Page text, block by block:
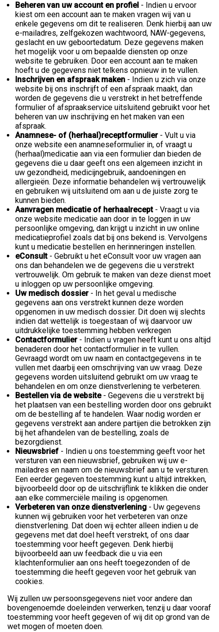
Beheren van uw account en profiel - Indien u ervoor
kiest om een account aan te maken vragen wij van u
enkele gegevens om dit te realiseren. Denk hierbij aan uw
e-mailadres, zelfgekozen wachtwoord, NAW-gegevens,
geslacht en uw geboortedatum. Deze gegevens maken
het mogelijk voor u om bepaalde diensten op onze
website te gebruiken. Door een account aan te maken
hoeft u de gegevens niet telkens opnieuw in te vullen.
Inschrijven en afspraak maken - Indien u zich via onze
website bij ons inschrijft of een afspraak maakt, dan
worden de gegevens die u verstrekt in het betreffende
formulier of afspraakservice uitsluitend gebruikt voor het
beheren van uw inschrijving en het maken van een
afspraak.
Anamnese- of (herhaal)receptformulier- Vult u via
onze website een anamneseformulier in, of vraagt u
(herhaal)medicatie aan via een formulier dan bieden de
gegevens die u daar geeft ons een algemeen inzicht in
uw gezondheid, medicijngebruik, aandoeningen en
allergieën. Deze informatie behandelen wij vertrouwelijk
en gebruiken wij uitsluitend om aan u de juiste zorg te
kunnen bieden.
Aanvragen medicatie of herhaalrecept - Vraagt u via
onze website medicatie aan door in te loggen in uw
persoonlijke omgeving, dan krijgt u inzicht in uw online
medicatieprofiel zoals dat bij ons bekend is. Vervolgens
kunt u medicatie bestellen en herinneringen instellen.
eConsult - Gebruikt u het eConsult voor uw vragen aan
ons dan behandelen we de gegevens die u verstrekt
vertrouwelijk. Om gebruik te maken van deze dienst moet
u inloggen op uw persoonlijke omgeving.
Uw medisch dossier- In het geval u medische
gegevens aan ons verstrekt kunnen deze worden
opgenomen in uw medisch dossier. Dit doen wij slechts
indien dat wettelijk is toegestaan of wij daarvoor uw
uitdrukkelijke toestemming hebben verkregen
Contactformulier- Indien u vragen heeft kunt u ons altijd
benaderen door het contactformulier in te vullen.
Gevraagd wordt om uw naam en contactgegevens in te
vullen met daarbij een omschrijving van uw vraag. Deze
gegevens worden uitsluitend gebruikt om uw vraag te
behandelen en om onze dienstverlening te verbeteren.
Bestellen via de website- Gegevens die u verstrekt bij
het plaatsen van een bestelling worden door ons gebruikt
om de bestelling af te handelen. Waar nodig worden er
gegevens verstrekt aan andere partijen die betrokken zijn
bij het afhandelen van de bestelling, zoals de
bezorgdienst.
Nieuwsbrief - Indien u ons toestemming geeft voor het
versturen van een nieuwsbrief, gebruiken wij uw e-
mailadres en naam om de nieuwsbrief aan u te versturen.
Een eerder gegeven toestemming kunt u altijd intrekken,
bijvoorbeeld door op de uitschrijflink te klikken die onder
aan elke commerciële mailing is opgenomen.
Verbeteren van onze dienstverlening - Uw gegevens
kunnen wij gebruiken voor het verbeteren van onze
dienstverlening. Dat doen wij echter alleen indien u de
gegevens met dat doel heeft verstrekt, of ons daar
toestemming voor heeft gegeven. Denk hierbij
bijvoorbeeld aan uw feedback die u via een
klachtenformulier aan ons heeft toegezonden of de
toestemming die heeft gegeven voor het gebruik van
cookies.
Wij zullen uw persoonsgegevens niet voor andere dan
bovengenoemde doeleinden verwerken, tenzij u daar vooraf
toestemming voor heeft gegeven of wij dit op grond van de
wet mogen of moeten doen.